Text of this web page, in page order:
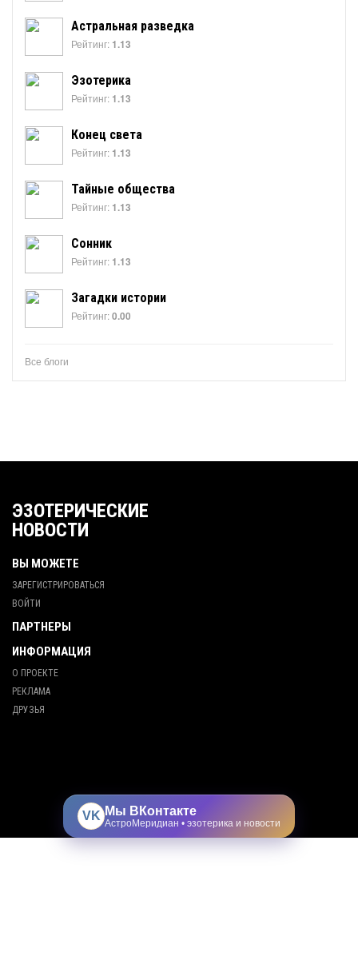
Астральная разведка
Рейтинг: 1.13
Эзотерика
Рейтинг: 1.13
Конец света
Рейтинг: 1.13
Тайные общества
Рейтинг: 1.13
Сонник
Рейтинг: 1.13
Загадки истории
Рейтинг:0.00
Все блоги
ЭЗОТЕРИЧЕСКИЕ
НОВОСТИ
ВЫ МОЖЕТЕ
ЗАРЕГИСТРИРОВАТЬСЯ
ВОЙТИ
ПАРТНЕРЫ
ИНФОРМАЦИЯ
О ПРОЕКТЕ
РЕКЛАМА
ДРУЗЬЯ
VK Мы ВКонтакте
АстроМеридиан • эзотерика и новости